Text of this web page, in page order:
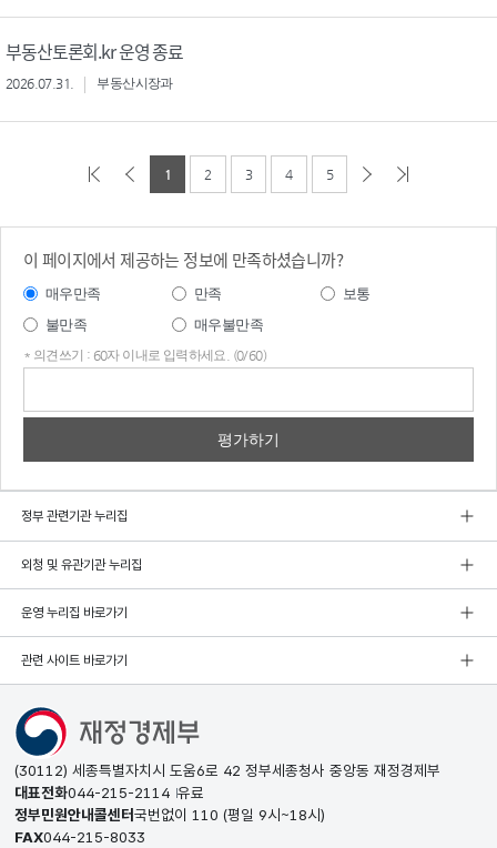
부동산토론회.kr 운영 종료
2026.07.31. 부동산시장과
1 2 3 4 5
이 페이지에서 제공하는 정보에 만족하셨습니까?
매우만족 만족
보통
불만족
매우불만족
* 의견쓰기 : 60자 이내로 입력하세요. (0/60)
정부 관련기관 누리집
외청 및 유관기관 누리집
운영 누리집 바로가기
관련 사이트 바로가기
(30112) 세종특별자치시 도움6로 42 정부세종청사 중앙동 재정경제부
대표전화044-215-2114 유료
정부민원안내콜센터국번없이 110 (평일 9시~18시)
FAX044-215-8033